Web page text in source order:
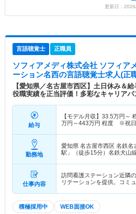
更新日：
言語聴覚士 正職員
ソフィアメディ株式会社 ソフィア
ーション名西の言語聴覚士求人(正
【愛知県／名古屋市西区】土日休み＆
役職実績を正当評価！多彩なキャリアパ
給与
【モデル月収】 33.5万円～
万円～443万円 程度 ※祝日
勤務地
愛知県 名古屋市西区 名鉄名
駅」（徒歩15分）名鉄犬山
仕事内容
訪問看護ステーション近隣
リテーションを提供。コミ
積極採用中 WEB面接OK